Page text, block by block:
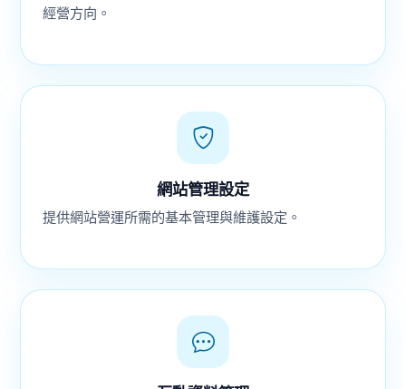
經營方向。
網站管理設定
提供網站營運所需的基本管理與維護設定。